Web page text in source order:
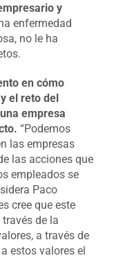
y
enfermedad
no le ha
en cómo
el reto del
empresa
“Podemos
las empresas
las acciones que
empleados se
Paco
cree que este
de la
a través de
estos valores el